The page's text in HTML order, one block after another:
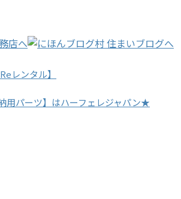
レンタル】
用パーツ】はハーフェレジャパン★